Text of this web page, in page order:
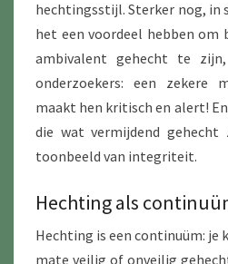
hechtingsstijl. Sterker nog, in
het een voordeel hebben
ambivalent gehecht te
onderzoekers: een zekere
maakt hen kritisch en alert!
die wat vermijdend
toonbeeld van integriteit.
Hechting als
Hechting is een continuüm: je
mate veilig of onveilig